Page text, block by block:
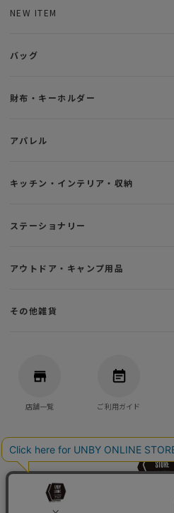
NEW ITEM
バッグ
財布・キーホルダー
アパレル
キッチン・インテリア・収納
ステーショナリー
アウトドア・キャンプ用品
その他雑貨
店舗一覧 ご利用ガイド